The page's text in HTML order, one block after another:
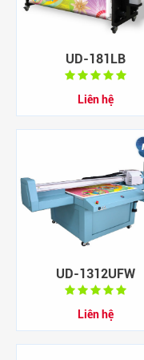
UD-181LB
Liên hệ
UD-1312UFW
Liên hệ